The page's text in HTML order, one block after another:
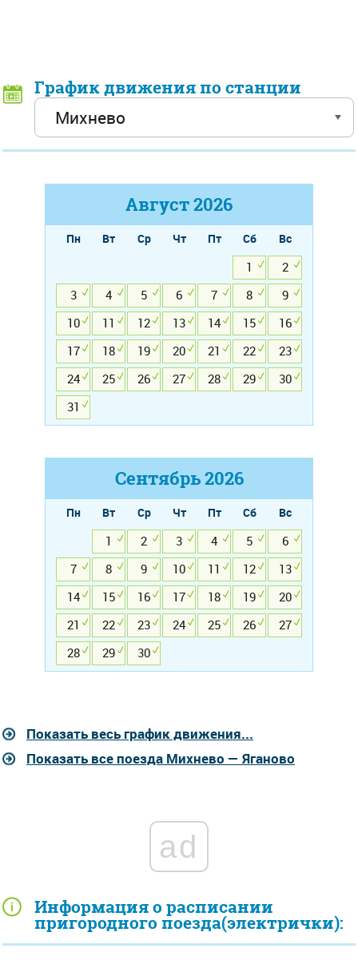
Информация о расписании
пригородного поезда(электрички):
График движения по станции
Август2026
Пн Вт Ср Чт Пт Сб
Вс
1
2
3
4 5 6 7 8
9
10
11 12 13 14 15
16
17
18 19 20 21 22
23
24
25 26 27 28 29
30
31
Сентябрь2026
Пн Вт Ср Чт Пт Сб
Вс
1
2 3 4 5
6
7
8 9 10 11 12
13
14
15 16 17 18 19
20
21
22 23 24 25 26
27
28
29 30
Показать весь график движения...
Показать все поезда Михнево — Яганово
ad